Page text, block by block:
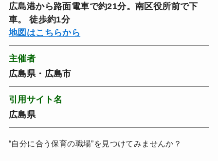
広島港から路面電車で約21分。南区役所前で下
車。 徒歩約1分
地図はこちらから
主催者
広島県・広島市
引用サイト名
広島県
“自分に合う保育の職場”を見つけてみませんか？